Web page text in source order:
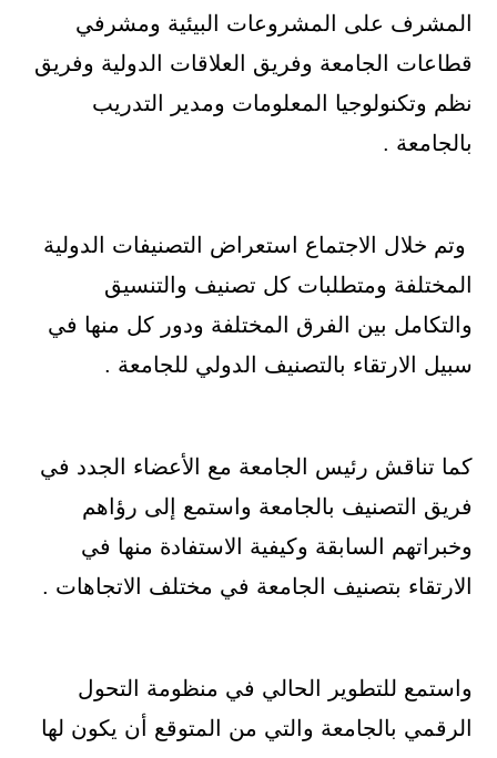
المشرف على المشروعات البيئية ومشرفي
قطاعات الجامعة وفريق العلاقات الدولية وفريق
نظم وتكنولوجيا المعلومات ومدير التدريب
بالجامعة .
وتم خلال الاجتماع استعراض التصنيفات الدولية
المختلفة ومتطلبات كل تصنيف والتنسيق
والتكامل بين الفرق المختلفة ودور كل منها في
سبيل الارتقاء بالتصنيف الدولي للجامعة .
كما تناقش رئيس الجامعة مع الأعضاء الجدد في
فريق التصنيف بالجامعة واستمع إلى رؤاهم
وخبراتهم السابقة وكيفية الاستفادة منها في
الارتقاء بتصنيف الجامعة في مختلف الاتجاهات .
واستمع للتطوير الحالي في منظومة التحول
الرقمي بالجامعة والتي من المتوقع أن يكون لها